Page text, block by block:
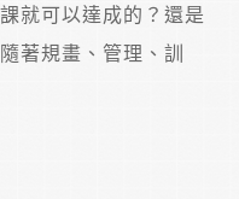
就可以達成的？還是
著規畫、管理、訓